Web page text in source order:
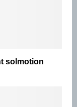
solmotion